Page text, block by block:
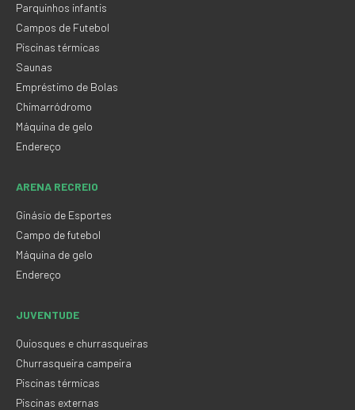
Parquinhos infantis
Campos de Futebol
Piscinas térmicas
Saunas
Empréstimo de Bolas
Chimarródromo
Máquina de gelo
Endereço
ARENA RECREIO
Ginásio de Esportes
Campo de futebol
Máquina de gelo
Endereço
JUVENTUDE
Quiosques e churrasqueiras
Churrasqueira campeira
Piscinas térmicas
Piscinas externas